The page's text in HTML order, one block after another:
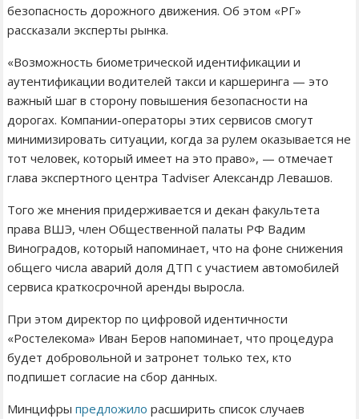
безопасность дорожного движения. Об этом «РГ»
рассказали эксперты рынка.
«Возможность биометрической идентификации и
аутентификации водителей такси и каршеринга — это
важный шаг в сторону повышения безопасности на
дорогах. Компании-операторы этих сервисов смогут
минимизировать ситуации, когда за рулем оказывается не
тот человек, который имеет на это право», — отмечает
глава экспертного центра Tadviser Александр Левашов.
Того же мнения придерживается и декан факультета
права ВШЭ, член Общественной палаты РФ Вадим
Виноградов, который напоминает, что на фоне снижения
общего числа аварий доля ДТП с участием автомобилей
сервиса краткосрочной аренды выросла.
При этом директор по цифровой идентичности
«Ростелекома» Иван Беров напоминает, что процедура
будет добровольной и затронет только тех, кто
подпишет согласие на сбор данных.
Минцифры предложилорасширить список случаев